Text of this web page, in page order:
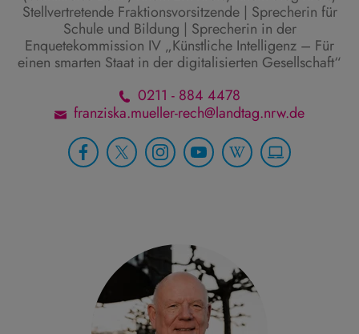
Stellvertretende Fraktionsvorsitzende | Sprecherin für
Schule und Bildung | Sprecherin in der
Enquetekommission IV „Künstliche Intelligenz – Für
einen smarten Staat in der digitalisierten Gesellschaft“
0211 - 884 4478
franziska.mueller-rech@landtag.nrw.de